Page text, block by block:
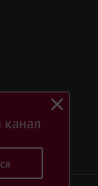
канал